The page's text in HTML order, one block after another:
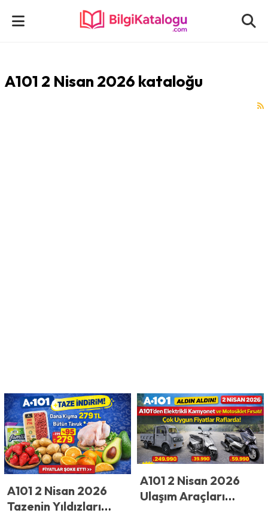
A101 2 Nisan 2026 kataloğu
A101 2 Nisan 2026
Tazenin Yıldızları
A101 2 Nisan 2026
Ulaşım Araçları